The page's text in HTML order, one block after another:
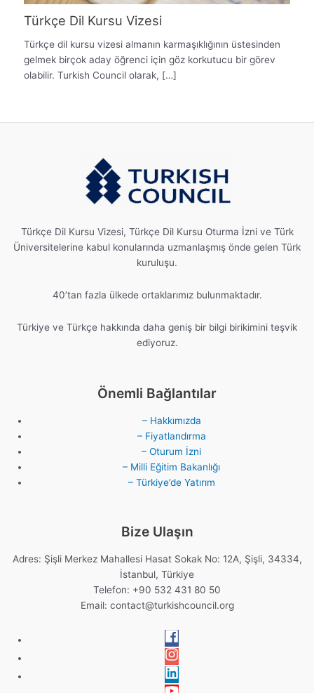
Türkçe Dil Kursu Vizesi
Türkçe dil kursu vizesi almanın karmaşıklığının üstesinden
gelmek birçok aday öğrenci için göz korkutucu bir görev
olabilir. Turkish Council olarak, […]
Türkçe Dil Kursu Vizesi, Türkçe Dil Kursu Oturma İzni ve Türk
Üniversitelerine kabul konularında uzmanlaşmış önde gelen Türk
kuruluşu.
40’tan fazla ülkede ortaklarımız bulunmaktadır.
Türkiye ve Türkçe hakkında daha geniş bir bilgi birikimini teşvik
ediyoruz.
Önemli Bağlantılar
– Hakkımızda
– Fiyatlandırma
– Oturum İzni
– Milli Eğitim Bakanlığı
– Türkiye’de Yatırım
Bize Ulaşın
Adres: Şişli Merkez Mahallesi Hasat Sokak No: 12A, Şişli, 34334,
İstanbul, Türkiye
Telefon: +90 532 431 80 50
Email: contact@turkishcouncil.org